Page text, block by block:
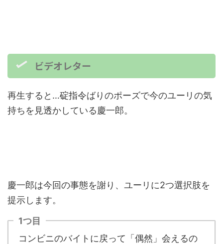
ビデオレター
再生すると…碇指令ばりのポーズで今のユーリの気
持ちを見透かしている慶一郎。
慶一郎は今回の事態を謝り、ユーリに2つ選択肢を
提示します。
1つ目
コンビニのバイトに戻って「偶然」会えるの